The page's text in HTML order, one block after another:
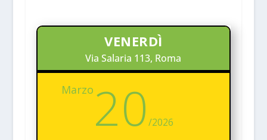
VENERDÌ
Via Salaria 113, Roma
Marzo 20 /2026